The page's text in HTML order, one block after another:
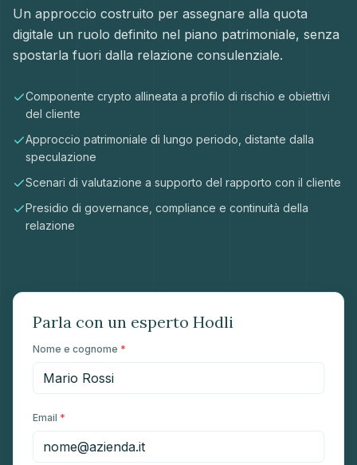
Un approccio costruito per assegnare alla quota
digitale un ruolo definito nel piano patrimoniale, senza
spostarla fuori dalla relazione consulenziale.
Componente crypto allineata a profilo di rischio e obiettivi
del cliente
Approccio patrimoniale di lungo periodo, distante dalla
speculazione
Scenari di valutazione a supporto del rapporto con il cliente
Presidio di governance, compliance e continuità della
relazione
Parla con un esperto Hodli
Nome e cognome *
Email *